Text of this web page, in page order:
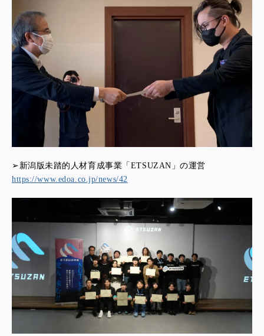
➢新潟版未踏的人材育成事業「ETSUZAN」の運営
https://www.edoa.co.jp/news/42